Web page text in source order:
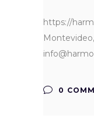
https://
0